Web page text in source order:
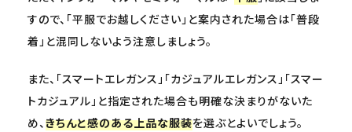
すので、「平服でお越しください」と案内された場合は「普段
着」と混同しないよう注意しましょう。
また、「スマートエレガンス」「カジュアルエレガンス」「スマー
トカジュアル」と指定された場合も明確な決まりがないた
め、きちんと感のある上品な服装を選ぶとよいでしょう。